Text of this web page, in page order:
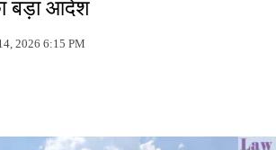
बड़ा आदेश
2026 6:15 PM